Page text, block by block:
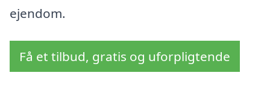
ejendom.
Få et tilbud, gratis og uforpligtende